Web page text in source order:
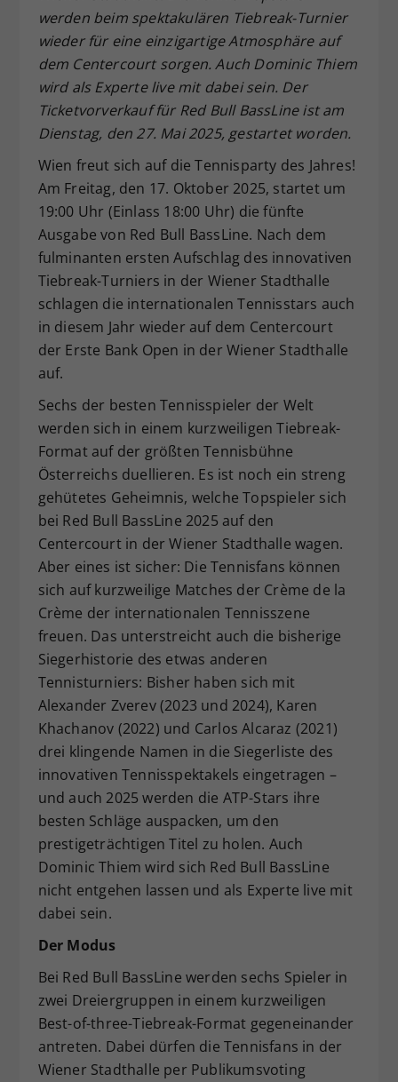
werden beim spektakulären Tiebreak-Turnier
wieder für eine einzigartige Atmosphäre auf
dem Centercourt sorgen. Auch Dominic Thiem
wird als Experte live mit dabei sein. Der
Ticketvorverkauf für Red Bull BassLine ist am
Dienstag, den 27. Mai 2025, gestartet worden.
Wien freut sich auf die Tennisparty des Jahres!
Am Freitag, den 17. Oktober 2025, startet um
19:00 Uhr (Einlass 18:00 Uhr) die fünfte
Ausgabe von Red Bull BassLine. Nach dem
fulminanten ersten Aufschlag des innovativen
Tiebreak-Turniers in der Wiener Stadthalle
schlagen die internationalen Tennisstars auch
in diesem Jahr wieder auf dem Centercourt
der Erste Bank Open in der Wiener Stadthalle
auf.
Sechs der besten Tennisspieler der Welt
werden sich in einem kurzweiligen Tiebreak-
Format auf der größten Tennisbühne
Österreichs duellieren. Es ist noch ein streng
gehütetes Geheimnis, welche Topspieler sich
bei Red Bull BassLine 2025 auf den
Centercourt in der Wiener Stadthalle wagen.
Aber eines ist sicher: Die Tennisfans können
sich auf kurzweilige Matches der Crème de la
Crème der internationalen Tennisszene
freuen. Das unterstreicht auch die bisherige
Siegerhistorie des etwas anderen
Tennisturniers: Bisher haben sich mit
Alexander Zverev (2023 und 2024), Karen
Khachanov (2022) und Carlos Alcaraz (2021)
drei klingende Namen in die Siegerliste des
innovativen Tennisspektakels eingetragen –
und auch 2025 werden die ATP-Stars ihre
besten Schläge auspacken, um den
prestigeträchtigen Titel zu holen. Auch
Dominic Thiem wird sich Red Bull BassLine
nicht entgehen lassen und als Experte live mit
dabei sein.
Der Modus
Bei Red Bull BassLine werden sechs Spieler in
zwei Dreiergruppen in einem kurzweiligen
Best-of-three-Tiebreak-Format gegeneinander
antreten. Dabei dürfen die Tennisfans in der
Wiener Stadthalle per Publikumsvoting
Zweck
Dieser Wert speichert Ihre Consent-
Einstellungen. Unter anderem eine
zufällig generierte ID, für die
historische Speicherung Ihrer
Webseiten-Betreiber dies eingestellt
hat.